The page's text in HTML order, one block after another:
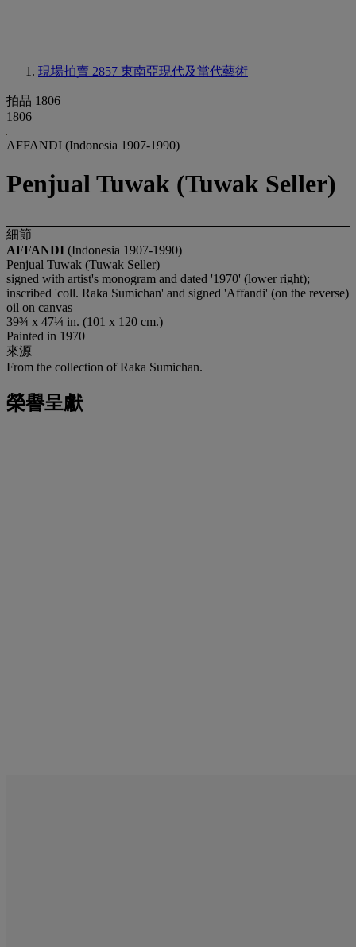
現場拍賣 2857 東南亞現代及當代藝術
拍品 1806
1806
AFFANDI (Indonesia 1907-1990)
Penjual Tuwak (Tuwak Seller)
細節
AFFANDI (Indonesia 1907-1990)
Penjual Tuwak (Tuwak Seller)
signed with artist's monogram and dated '1970' (lower right);
inscribed 'coll. Raka Sumichan' and signed 'Affandi' (on the reverse)
oil on canvas
39¾ x 47¼ in. (101 x 120 cm.)
Painted in 1970
來源
From the collection of Raka Sumichan.
榮譽呈獻